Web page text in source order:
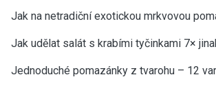
Jak na netradiční exotickou mrkvovou
Jak udělat salát s krabími tyčinkami 7×
Jednoduché pomazánky z tvarohu – 12